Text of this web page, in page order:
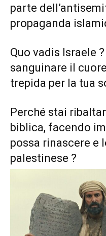
parte
propaganda
Quo vadis Israele
sanguinare il
trepida per la tua
Perché stai
biblica, facendo
possa rinascere e
palestinese ?